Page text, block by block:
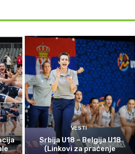
VESTI
Srbija U18 – Belgija U18
(Linkovi za praćenje